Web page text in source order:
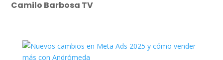
Camilo Barbosa TV